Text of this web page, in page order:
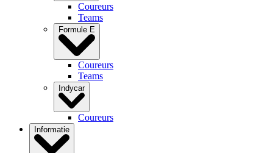
Coureurs
Teams
Formule E
Coureurs
Teams
Indycar
Coureurs
Informatie